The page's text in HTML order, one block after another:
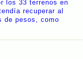
los 33 terrenos en
recuperar al
de pesos, como